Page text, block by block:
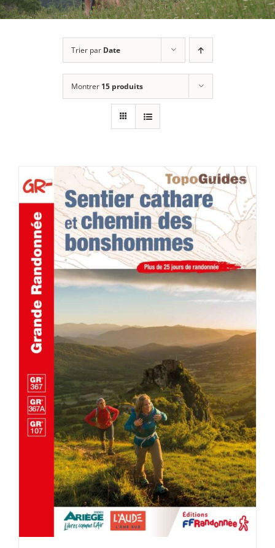
Trier par Date
Montrer 15 produits
ACHETER LE PRODUIT DÉTAILS